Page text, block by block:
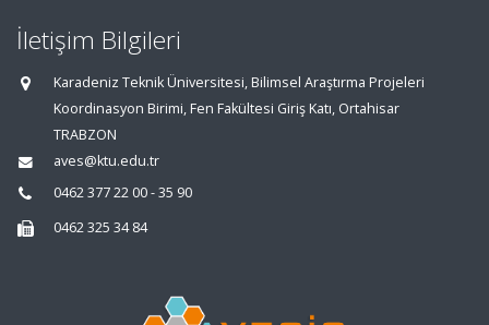
İletişim Bilgileri
Karadeniz Teknik Üniversitesi, Bilimsel Araştırma Projeleri
Koordinasyon Birimi, Fen Fakültesi Giriş Katı, Ortahisar
TRABZON
aves@ktu.edu.tr
0462 377 22 00 - 35 90
0462 325 34 84